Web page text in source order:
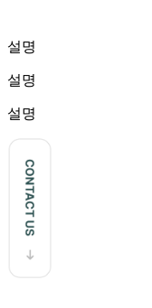
설명
설명
설명